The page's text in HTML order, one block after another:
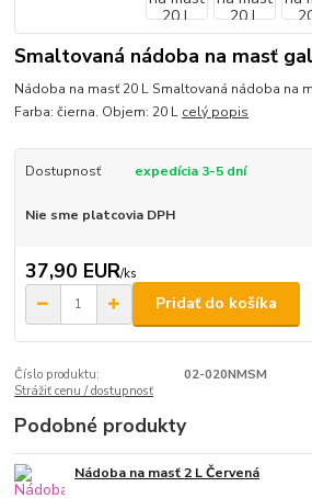
Smaltovaná nádoba na masť
Nádoba na masť 20 L Smaltovaná nádoba na
Farba: čierna. Objem: 20 L celý popis
Dostupnosť expedícia 3-5 dní
Nie sme platcovia DPH
37,90 EUR/ks
Pridať do košíka
Číslo produktu:
02-020NMSM
Strážiť cenu / dostupnosť
Podobné produkty
Nádoba na masť 2 L Červená